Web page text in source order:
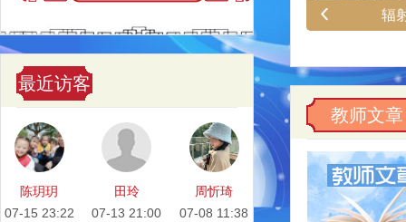
最近访客
陈玥玥
07-15 23:22
田玲
07-13 21:00
周忻琦
07-08 11:38
2019
教师文章